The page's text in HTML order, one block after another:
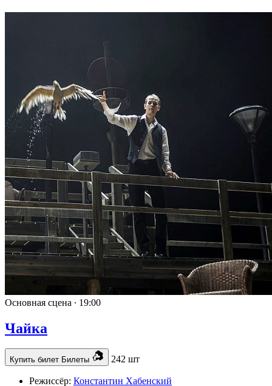
Основная сцена ∙ 19:00
Чайка
Купить билет Билеты 242 шт
Режиссёр: Константин Хабенский